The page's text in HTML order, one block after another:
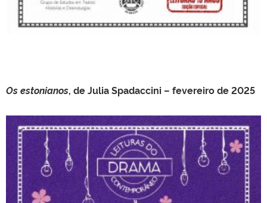
Os estonianos, de Julia Spadaccini – fevereiro de 2025